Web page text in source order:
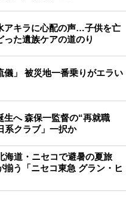
アキラに心配の声…子供を亡
った遺族ケアの道のり
儀」 被災地一番乗りがエラい
生へ 森保一監督の“再就職
系クラブ」一択か
海道・ニセコで避暑の夏旅
う「ニセコ東急 グラン・ヒ